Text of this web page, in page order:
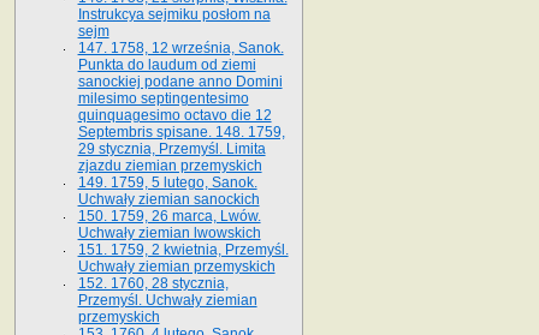
Instrukcya sejmiku posłom na
sejm
147. 1758, 12 września, Sanok.
Punkta do laudum od ziemi
sanockiej podane anno Domini
milesimo septingentesimo
quinquagesimo octavo die 12
Septembris spisane. 148. 1759,
29 stycznia, Przemyśl. Limita
zjazdu ziemian przemyskich
149. 1759, 5 lutego, Sanok.
Uchwały ziemian sanockich
150. 1759, 26 marca, Lwów.
Uchwały ziemian lwowskich
151. 1759, 2 kwietnia, Przemyśl.
Uchwały ziemian przemyskich
152. 1760, 28 stycznia,
Przemyśl. Uchwały ziemian
przemyskich